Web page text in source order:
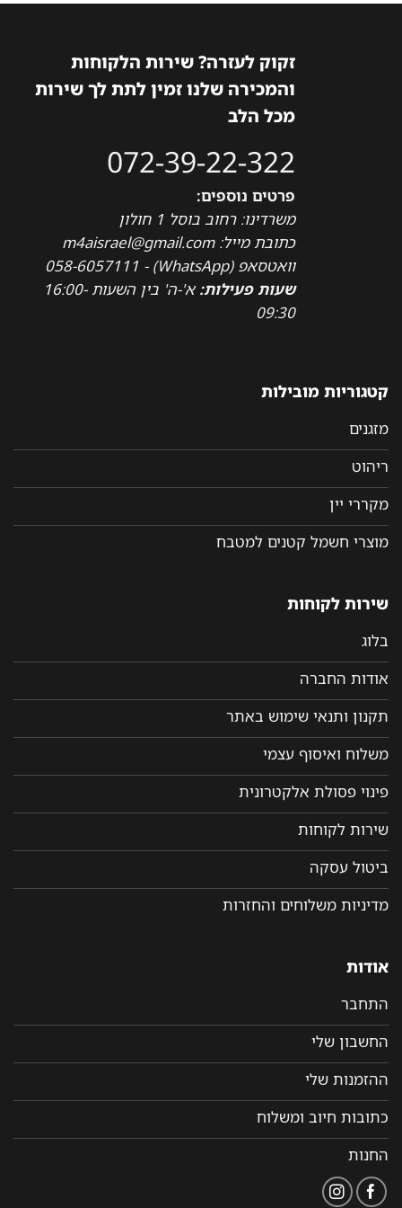
זקוק לעזרה? שירות הלקוחות
והמכירה שלנו זמין לתת לך שירות
מכל הלב
072-39-22-322
פרטים נוספים:
משרדינו: רחוב בוסל 1 חולון
כתובת מייל: m4aisrael@gmail.com
וואטסאפ (WhatsApp) - 058-6057111
שעות פעילות:
א'-ה' בין השעות 16:00-
09:30
קטגוריות מובילות
מזגנים
ריהוט
מקררי יין
מוצרי חשמל קטנים למטבח
שירות לקוחות
בלוג
אודות החברה
תקנון ותנאי שימוש באתר
משלוח ואיסוף עצמי
פינוי פסולת אלקטרונית
שירות לקוחות
ביטול עסקה
מדיניות משלוחים והחזרות
אודות
התחבר
החשבון שלי
ההזמנות שלי
כתובות חיוב ומשלוח
החנות